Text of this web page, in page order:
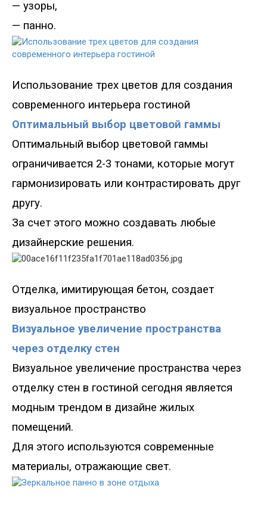
— узоры,
— панно.
Использование трех цветов для создания
современного интерьера гостиной
Оптимальный выбор цветовой гаммы
Оптимальный выбор цветовой гаммы
ограничивается 2-3 тонами, которые могут
гармонизировать или контрастировать друг
другу.
За счет этого можно создавать любые
дизайнерские решения.
Отделка, имитирующая бетон, создает
визуальное пространство
Визуальное увеличение пространства
через отделку стен
Визуальное увеличение пространства через
отделку стен в гостиной сегодня является
модным трендом в дизайне жилых
помещений.
Для этого используются современные
материалы, отражающие свет.